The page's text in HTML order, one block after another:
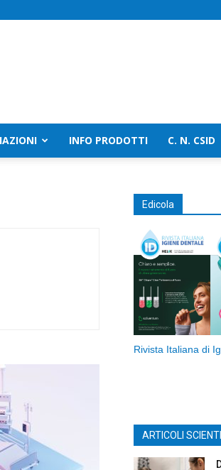
INFO PRODOTTI C. N. CSID
Edicola
Rivista Italiana di
ARTICOLI